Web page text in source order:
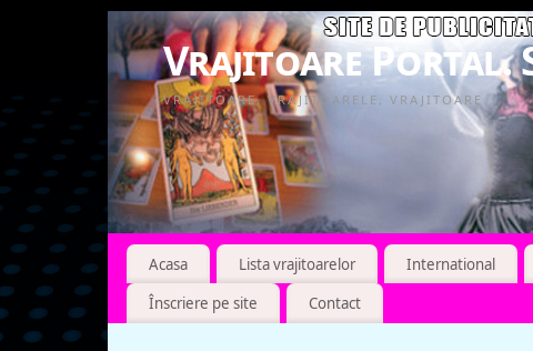
Vrajitoare Portal.
VRAJITOARE, VRAJITOARELE, VRAJITOARE
Acasa Lista vrajitoarelor International
Înscriere pe site
Contact